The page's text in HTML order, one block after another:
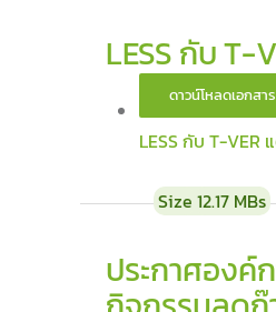
LESS กับ T-
LESS กับ T-VER
Size 12.17 MBs
ประกาศองค์